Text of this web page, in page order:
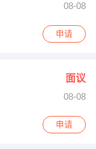
08-08
申请
面议
08-08
申请